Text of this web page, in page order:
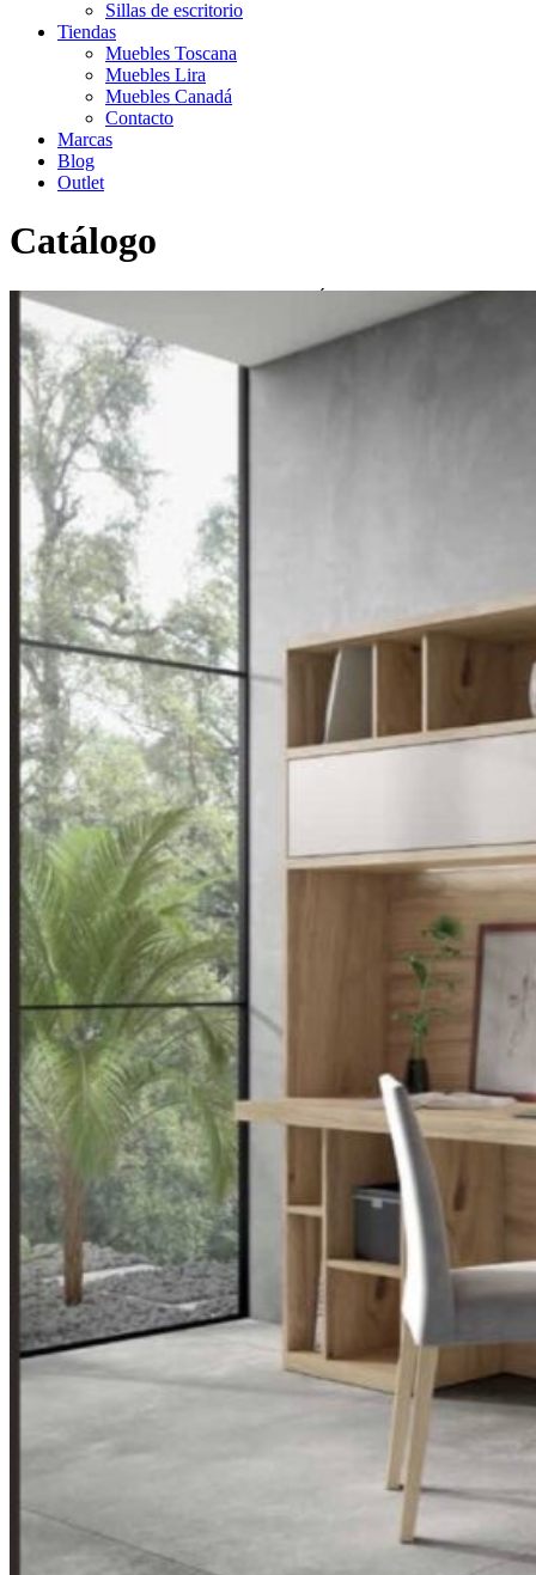
Sillas de escritorio
Tiendas
Muebles Toscana
Muebles Lira
Muebles Canadá
Contacto
Marcas
Blog
Outlet
Catálogo
Inicio LIBRERÍA MODELO OTIRB 02